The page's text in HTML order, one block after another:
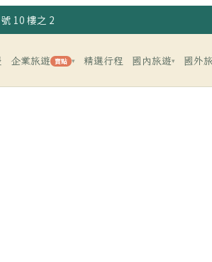
10 樓之 2
企業旅遊 賣點 ▾ 精選行程 國內旅遊▾ 國外